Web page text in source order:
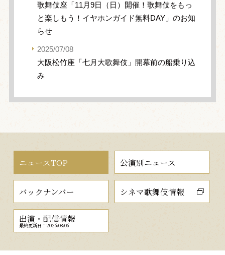
歌舞伎座「11月9日（日）開催！歌舞伎をもっ
と楽しもう！イヤホンガイド無料DAY」のお知
らせ
2025/07/08
大阪松竹座「七月大歌舞伎」開幕前の船乗り込
み
ニュースTOP 公演別ニュース
バックナンバー シネマ歌舞伎情報
出演・配信情報
最終更新日：2026/08/06